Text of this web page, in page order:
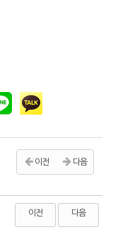
이전 다음
이전 다음